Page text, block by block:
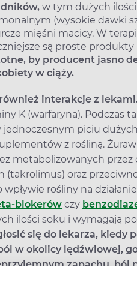
w tym dużych
(wysokie dawki
mięśni macicy. W
są proste
by producent jasno
w ciąży.
interakcje z
K (warfaryna). Podczas
piciu
z rośliną.
metabolizowanych
(takrolimus) oraz
rośliny na
blokerów czy
ilości soku i wymagają
się do lekarza,
w okolicy lędźwiowej,
zapachu, ból
układu moczowego